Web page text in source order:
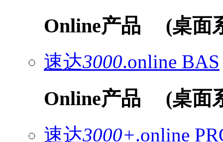
Online产品 (桌面
速达3000.online BAS
Online产品 (桌面
速达3000+.online